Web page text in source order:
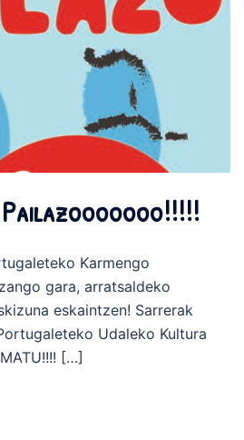
Karmengo
gara, arratsaldeko
eskaintzen! Sarrerak
Udaleko Kultura
[…]